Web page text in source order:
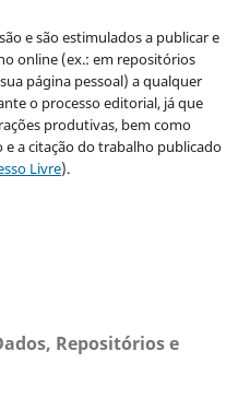
e são estimulados a publicar e
online (ex.: em repositórios
página pessoal) a qualquer
o processo editorial, já que
produtivas, bem como
a citação do trabalho publicado
Livre).
Repositórios e